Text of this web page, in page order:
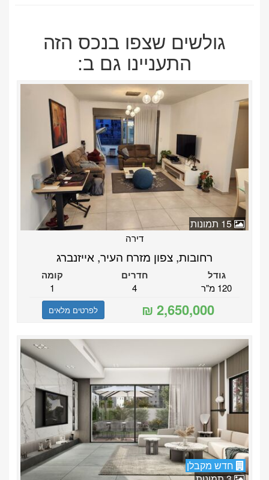
גולשים שצפו בנכס הזה
התעניינו גם ב:
15 תמונות
דירה
רחובות, צפון מזרח העיר, אייזנברג
גודל
120 מ"ר
חדרים
4
קומה
1
לפרטים מלאים
חדש מקבלן